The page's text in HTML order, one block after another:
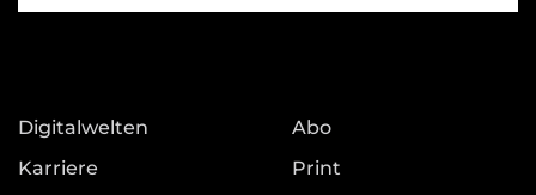
Digitalwelten
Karriere
Abo
Print